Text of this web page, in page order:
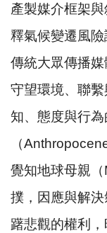
產製媒介框架
釋氣候變遷風
傳統大眾傳播
守望環境、聯
知、態度與行
（
覺知地球母親（
撲，因應與解
躇悲觀的權利，